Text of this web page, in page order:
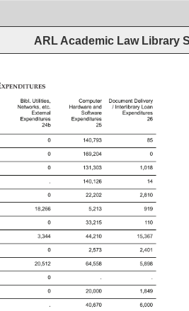
ARL Academic Law Library




















































